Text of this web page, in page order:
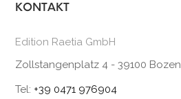
KONTAKT
Edition Raetia GmbH
Zollstangenplatz 4 - 39100 Bozen
Tel: +39 0471 976904